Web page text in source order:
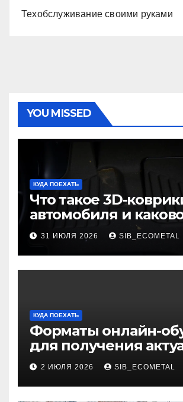
Техобслуживание своими руками
YOU MISSED
КУДА ПОЕХАТЬ
Что такое 3D-
автомобиля и
основное назначение
31 ИЮЛЯ 2026 SIB_ECOMETAL
КУДА ПОЕХАТЬ
Форматы онлайн-
для получения
профессий
2 ИЮЛЯ 2026 SIB_ECOMETAL